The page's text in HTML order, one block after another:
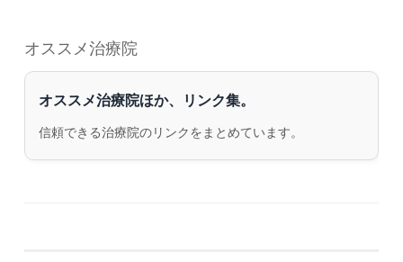
オススメ治療院
オススメ治療院ほか、リンク集。
信頼できる治療院のリンクをまとめています。